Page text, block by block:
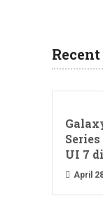
UI 7
April